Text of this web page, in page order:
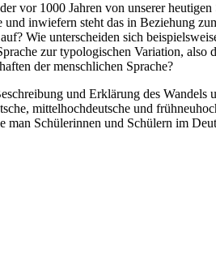
vor 1000 Jahren von unserer heutigen
inwiefern steht das in Beziehung
Wie unterscheiden sich
zur typologischen Variation, also
der menschlichen Sprache?
und Erklärung des Wandels
mittelhochdeutsche und
Schülerinnen und Schülern im